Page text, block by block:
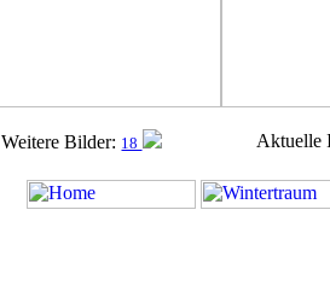
Weitere Bilder: 18 Aktuelle